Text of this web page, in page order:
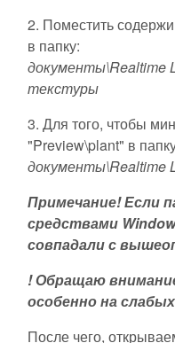
2. Поместить
в папку:
документы\Realtime
текстуры
3. Для того, чтобы
"Preview\plant" в
документы\Realtime
Примечание! Если
средствами
совпадали с
! Обращаю
особенно на
После чего,